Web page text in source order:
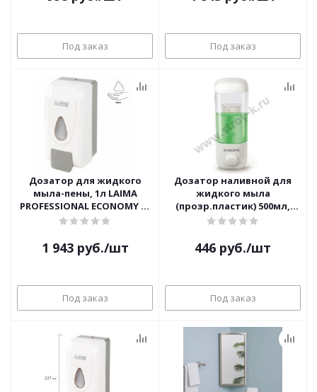
Под заказ Под заказ
Дозатор для жидкого
мыла-пены, 1л LAIMA
PROFESSIONAL ECONOMY X-
2228-F1/607322 (наливной,
1 943руб./шт
Под заказ
Дозатор наливной для
жидкого мыла
(прозр.пластик) 500мл,
ЛАЙМА 601792
446 руб./шт
Под заказ